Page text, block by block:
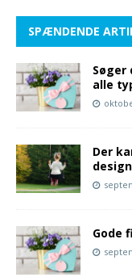
SPÆNDENDE
alle
Der
design
Gode